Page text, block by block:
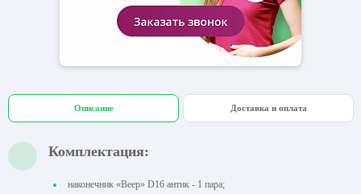
Описание Доставка и оплата
Комплектация:
наконечник «Веер» D16 антик - 1 пара;